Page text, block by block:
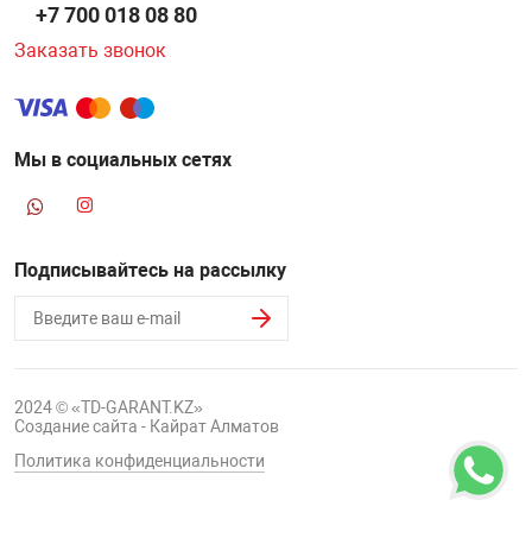
+7 700 018 08 80
Заказать звонок
Мы в социальных сетях
Подписывайтесь на рассылку
2024 © «TD-GARANT.KZ»
Создание сайта - Кайрат Алматов
Политика конфиденциальности